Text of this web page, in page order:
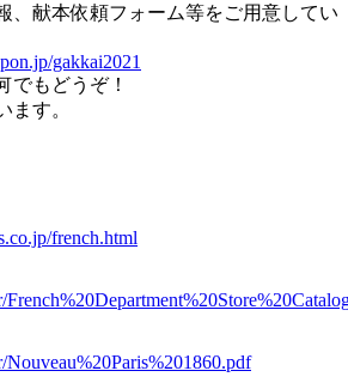
、献本依頼フォーム等をご用意してい
gakkai2021
でもどうぞ！
ます。
french.html
Nouveau%20Paris%201860.pdf